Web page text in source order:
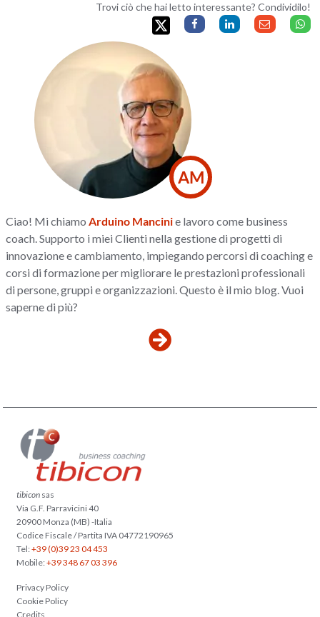
Trovi ciò che hai letto interessante? Condividilo!
AM
Ciao! Mi chiamo Arduino Mancinie lavoro come business
coach. Supporto i miei Clienti nella gestione di progetti di
innovazione e cambiamento, impiegando percorsi di coaching e
corsi di formazione per migliorare le prestazioni professionali
di persone, gruppi e organizzazioni. Questo è il mio blog. Vuoi
saperne di più?
tibicon sas
Via G.F. Parravicini 40
20900 Monza (MB) -Italia
Codice Fiscale / Partita IVA 04772190965
Tel:+39 (0)39 23 04 453
Mobile:+39 348 67 03 396
Privacy Policy
Cookie Policy
Credits